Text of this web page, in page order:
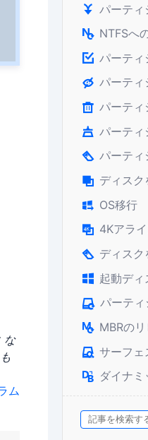
な
ム
 パーティ
 NTFSへ
 パーティ
 パーティ
 パーティ
 パーティ
 パーティ
 ディスク
 OS移行
 4Kアラ
 ディスク
 起動デ
 パーテ
 MBRの
 サーフェ
 ダイナ